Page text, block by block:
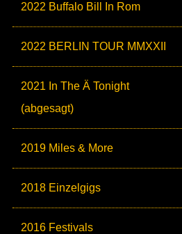
2022 Buffalo Bill In Rom
2022 BERLIN TOUR MMXXII
2021 In The Ä Tonight
(abgesagt)
2019 Miles & More
2018 Einzelgigs
2016 Festivals